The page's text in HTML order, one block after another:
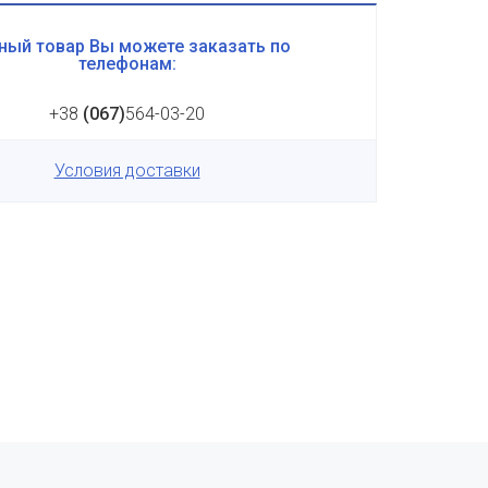
товар Вы можете заказать по
телефонам:
+38 (067)564-03-20
Условия доставки